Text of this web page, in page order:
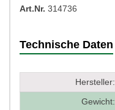
Art.Nr. 314736
Technische Daten
Hersteller:
Gewicht: